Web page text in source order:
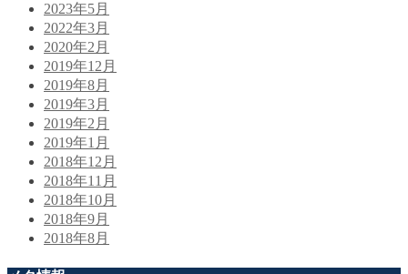
2023年5月
2022年3月
2020年2月
2019年12月
2019年8月
2019年3月
2019年2月
2019年1月
2018年12月
2018年11月
2018年10月
2018年9月
2018年8月